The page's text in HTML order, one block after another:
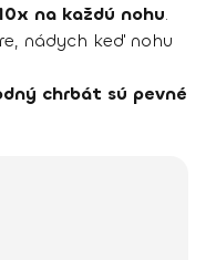
na každú nohu.
nádych keď nohu
chrbát sú pevné